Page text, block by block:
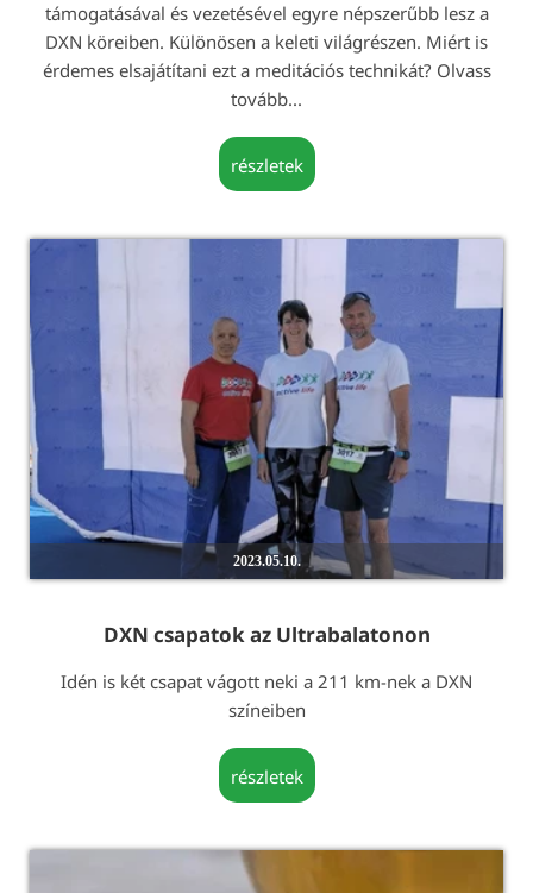
támogatásával és vezetésével egyre népszerűbb lesz a
DXN köreiben. Különösen a keleti világrészen. Miért is
érdemes elsajátítani ezt a meditációs technikát? Olvass
tovább...
részletek
2023.05.10.
DXN csapatok az Ultrabalatonon
Idén is két csapat vágott neki a 211 km-nek a DXN
színeiben
részletek